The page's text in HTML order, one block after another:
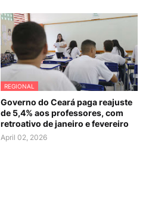
REGIONAL
Governo do Ceará paga reajuste
de 5,4% aos professores, com
retroativo de janeiro e fevereiro
April 02, 2026